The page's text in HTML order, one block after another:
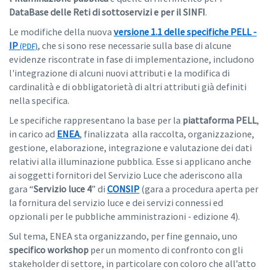
DataBase delle Reti di sottoservizi e per il SINFI.
Le modifiche della nuova versione 1.1 delle specifiche PELL -
IP
, che si sono rese necessarie sulla base di alcune
evidenze riscontrate in fase di implementazione, includono
l'integrazione di alcuni nuovi attributi e la modifica di
cardinalità e di obbligatorietà di altri attributi già definiti
nella specifica.
Le specifiche rappresentano la base per la piattaforma PELL,
in carico ad ENEA, finalizzata alla raccolta, organizzazione,
gestione, elaborazione, integrazione e valutazione dei dati
relativi alla illuminazione pubblica. Esse si applicano anche
ai soggetti fornitori del Servizio Luce che aderiscono alla
gara “Servizio luce 4” di CONSIP (gara a procedura aperta per
la fornitura del servizio luce e dei servizi connessi ed
opzionali per le pubbliche amministrazioni - edizione 4).
Sul tema, ENEA sta organizzando, per fine gennaio, uno
specifico workshop per un momento di confronto con gli
stakeholder di settore, in particolare con coloro che all’atto